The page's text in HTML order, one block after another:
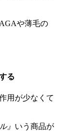
や薄毛の
る
用が少なくて
』 いう商品が